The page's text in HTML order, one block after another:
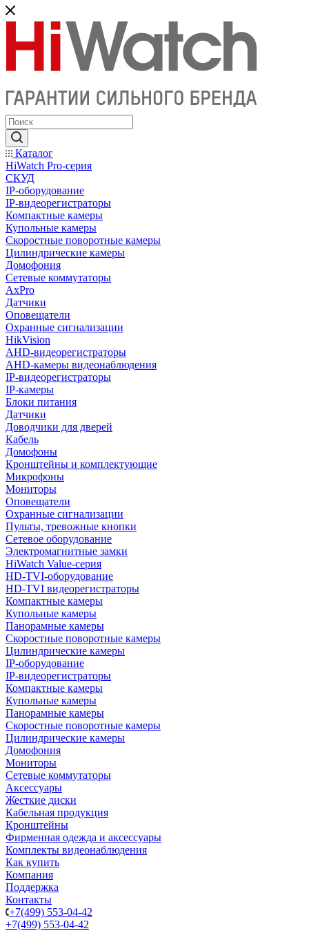
Каталог
HiWatch Pro-серия
CКУД
IP-оборудование
IP-видеорегистраторы
Компактные камеры
Купольные камеры
Скоростные поворотные камеры
Цилиндрические камеры
Домофония
Сетевые коммутаторы
AxPro
Датчики
Оповещатели
Охранные сигнализации
HikVision
AHD-видеорегистраторы
AHD-камеры видеонаблюдения
IP-видеорегистраторы
IP-камеры
Блоки питания
Датчики
Доводчики для дверей
Кабель
Домофоны
Кронштейны и комплектующие
Микрофоны
Мониторы
Оповещатели
Охранные сигнализации
Пульты, тревожные кнопки
Сетевое оборудование
Электромагнитные замки
HiWatch Value-серия
HD-TVI-оборудование
HD-TVI видеорегистраторы
Компактные камеры
Купольные камеры
Панорамные камеры
Скоростные поворотные камеры
Цилиндрические камеры
IP-оборудование
IP-видеорегистраторы
Компактные камеры
Купольные камеры
Панорамные камеры
Скоростные поворотные камеры
Цилиндрические камеры
Домофония
Мониторы
Сетевые коммутаторы
Аксессуары
Жесткие диски
Кабельная продукция
Кронштейны
Фирменная одежда и аксессуары
Комплекты видеонаблюдения
Как купить
Компания
Поддержка
Контакты
+7(499) 553-04-42
+7(499) 553-04-42